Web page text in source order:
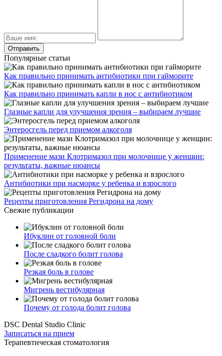
Популярные статьи
Как правильно принимать антибиотики при гайморите
Как правильно принимать капли в нос с антибиотиком
Глазные капли для улучшения зрения – выбираем лучшие
Энтеросгель перед приемом алкоголя
Применение мази Клотримазол при молочнице у женщин:
результаты, важные нюансы
Антибиотики при насморке у ребенка и взрослого
Рецепты приготовления Регидрона на дому
Свежие публикации
Ибуклин от головной боли
После сладкого болит голова
Резкая боль в голове
Мигрень вестибулярная
Почему от голода болит голова
DSC Dental Studio Clinic
Записаться на прием
Терапевтическая стоматология